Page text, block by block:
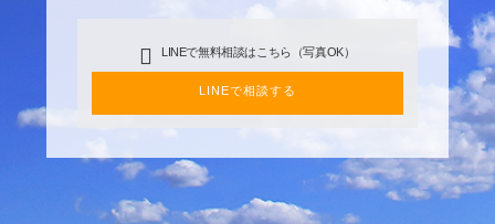
LINEで無料相談はこちら（写真OK）
LINEで相談する